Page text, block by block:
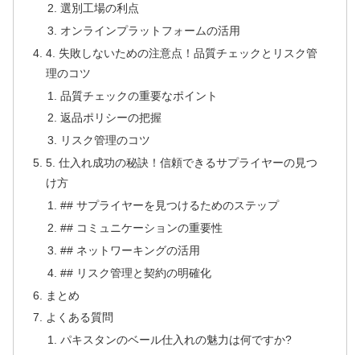
選別工場の利点
オンラインプラットフォームの活用
4. 失敗しないための注意点！品質チェックとリスク管
理のコツ
品質チェックの重要なポイント
返品ポリシーの把握
リスク管理のコツ
5. 仕入れ成功の秘訣！信頼できるサプライヤーの見つ
け方
## サプライヤーを見つけるためのステップ
## コミュニケーションの重要性
## ネットワーキングの活用
## リスク管理と契約の明確化
まとめ
よくある質問
パキスタンのベール仕入れの魅力は何ですか?